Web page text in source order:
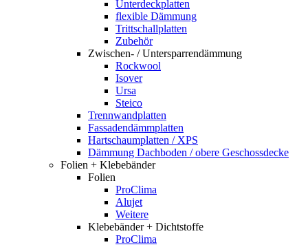
Unterdeckplatten
flexible Dämmung
Trittschallplatten
Zubehör
Zwischen- / Untersparrendämmung
Rockwool
Isover
Ursa
Steico
Trennwandplatten
Fassadendämmplatten
Hartschaumplatten / XPS
Dämmung Dachboden / obere Geschossdecke
Folien + Klebebänder
Folien
ProClima
Alujet
Weitere
Klebebänder + Dichtstoffe
ProClima